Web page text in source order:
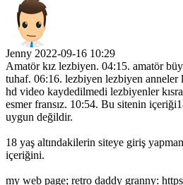
Jenny 2022-09-16 10:29
Amatör kız lezbiyen. 04:15. amatör
tuhaf. 06:16. lezbiyen lezbiyen anneler
hd video kaydedilmedi lezbiyenler
esmer fransız. 10:54. Bu sitenin
uygun değildir.
18 yaş altındakilerin siteye giriş
içeriğini.
my web page; retro daddy granny: